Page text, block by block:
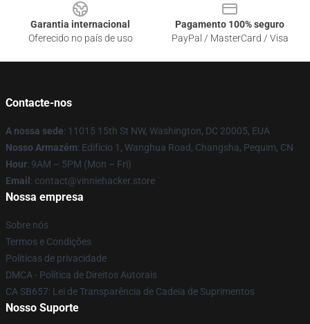
Garantia internacional
Oferecido no país de uso
Pagamento 100% seguro
PayPal / MasterCard / Visa
Contacte-nos
A nossa sede: 11015 15th St NW, Washington, DC 20005, EUA
Nosso Armazém: Edifício 1, Wanghua Road, Changsha, Pequim, CN
Hour: 9AM – 5PM (Mon – Fri)
Email : contact@vinniehacker.store
Nossa empresa
Sobre nós
Termos e Condições
Políticas de privacidade
DMCA - Política de Direitos Autorais
CA SB657: Lei de Transparência de Cadeia de Suprimentos
Nosso Suporte